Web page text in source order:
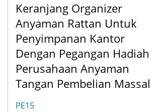
Keranjang Organizer
Anyaman Rattan Untuk
Penyimpanan Kantor
Dengan Pegangan Hadiah
Perusahaan Anyaman
Tangan Pembelian Massal
PE15